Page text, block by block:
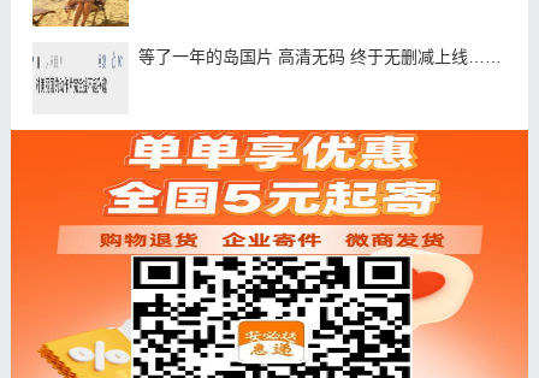
等了一年的岛国片 高清无码 终于无删减上线……